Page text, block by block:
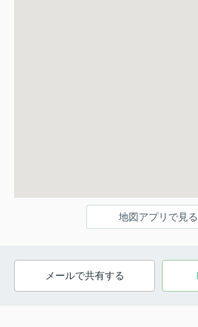
地図アプリで見る
メールで共有する